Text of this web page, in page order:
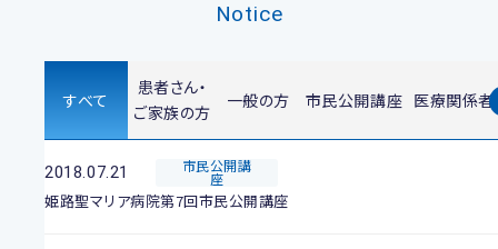
Notice
すべて
患者さん・
ご家族の方
一般の方 市民公開講座 医療関係
2018.07.21 市民公開講
座
姫路聖マリア病院第7回市民公開講座